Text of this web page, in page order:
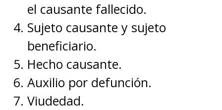
el causante fallecido.
Sujeto causante y sujeto
beneficiario.
Hecho causante.
Auxilio por defunción.
Viudedad.